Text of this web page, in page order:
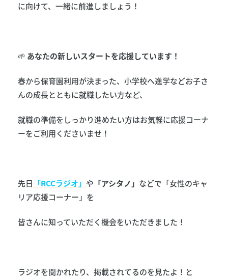
に向けて、一緒に前進しましょう！
🌱 あなたの新しいスタートを応援しています！
春から保育園利用が決まった、小学校へ進学などお子さ
んの成長とともに就職したい方など、
就職の準備をしっかり進めたい方はお気軽に応援コーナ
ーをご利用くださいませ！
先日 「RCCラジオ」 や 「アシタノ」 などで「女性のキャ
リア応援コーナー」を
皆さんに知っていただく機会をいただきました！
ラジオを聞かれたり、掲載されてるのを見たよ！と